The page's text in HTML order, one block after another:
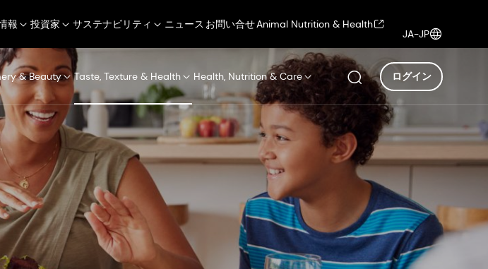
報 投資家 サステナビリティ ニュース お問い合せAnimal Nutrition & Health
JA-JP
& Beauty Taste, Texture & Health Health, Nutrition & Care ログイン